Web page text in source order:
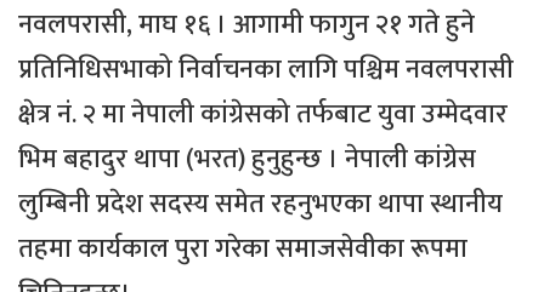
नवलपरासी, माघ १६ । आगामी फागुन २१ गते हुने
प्रतिनिधिसभाको निर्वाचनका लागि पश्चिम नवलपरासी
क्षेत्र नं. २ मा नेपाली कांग्रेसको तर्फबाट युवा उम्मेदवार
भिम बहादुर थापा (भरत) हुनुहुन्छ । नेपाली कांग्रेस
लुम्बिनी प्रदेश सदस्य समेत रहनुभएका थापा स्थानीय
तहमा कार्यकाल पुरा गरेका समाजसेवीका रूपमा